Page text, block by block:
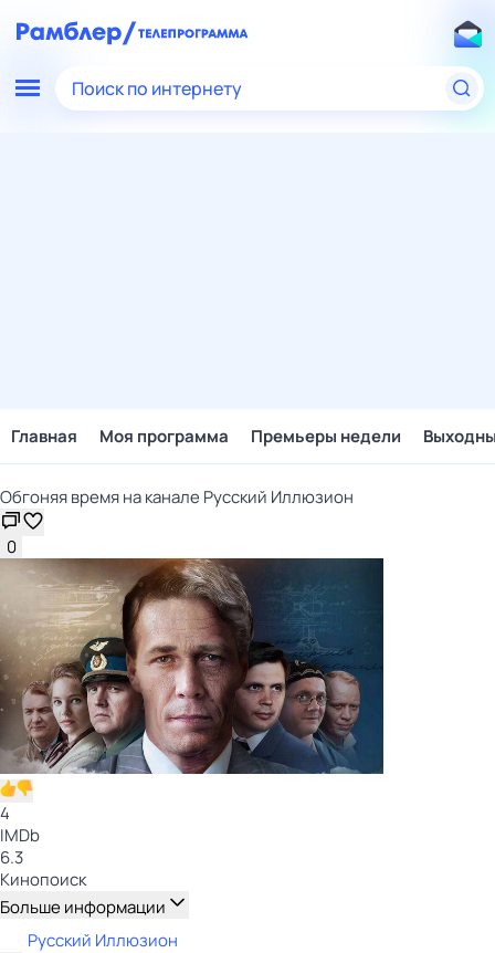
Поиск по интернету
Главная Моя программа Премьеры недели
Обгоняя время на канале Русский Иллюзион
0
4
IMDb
6.3
Кинопоиск
Больше информации
Русский Иллюзион